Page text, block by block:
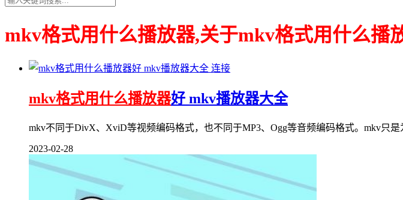
mkv格式用什么播放器,关于mkv格式用什么播
连接
mkv格式用什么播放器好 mkv播放器大全
mkv不同于DivX、XviD等视频编码格式，也不同于MP3、Ogg等音频编码格式。mkv只
2023-02-28